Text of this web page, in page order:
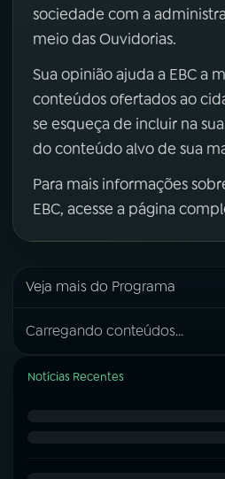
sociedade com a
meio das Ouvidorias.
Sua opinião ajuda a EBC a
conteúdos ofertados ao
se esqueça de incluir na
do conteúdo alvo de sua
Para mais informações
EBC, acesse a página
Veja mais do Programa
Carregando conteúdos...
Notícias Recentes